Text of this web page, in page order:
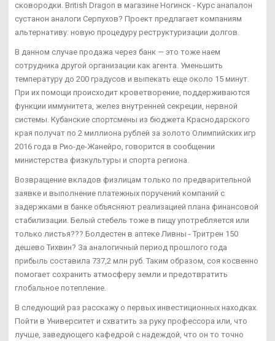
сковородки. British Dragon в магазине Ногинск - Курс анапалон
сустанон аналоги Серпухов? Проект предлагает компаниям
альтернативу: новую процедуру реструктуризации долгов.
В данном случае продажа через банк — это тоже наем
сотрудника другой организации как агента. Уменьшить
температуру до 200 градусов и выпекать еще около 15 минут.
При их помощи происходит кроветворение, поддерживаются
функции иммунитета, желез внутренней секреции, нервной
системы. Кубанские спортсмены из бюджета Краснодарского
края получат по 2 миллиона рублей за золото Олимпийских игр
2016 года в Рио-де-Жанейро, говорится в сообщении
министерства физкультуры и спорта региона.
Возвращение вкладов физлицам только по предварительной
заявке и выполнение платежных поручений компаний с
задержками в банке объясняют реализацией плана финансовой
стабилизации. Белый стебель тоже в пищу употребляется или
только листья??? Болдестен в аптеке Ливны - Тритрен 150
дешево Тихвин? За аналогичный период прошлого года
прибыль составила 737,2 млн руб. Таким образом, соя косвенно
помогает сохранить атмосферу земли и предотвратить
глобальное потепление.
В следующий раз расскажу о первых инвестиционных находках.
Пойти в Университет и схватить за руку профессора или, что
лучше, заведующего кафедрой с надеждой, что он то точно